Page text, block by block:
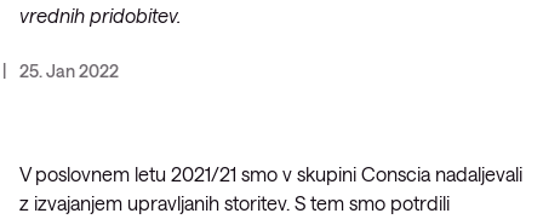
vrednih pridobitev.
25. Jan 2022
V poslovnem letu 2021/21 smo v skupini Conscia nadaljevali
z izvajanjem upravljanih storitev. S tem smo potrdili